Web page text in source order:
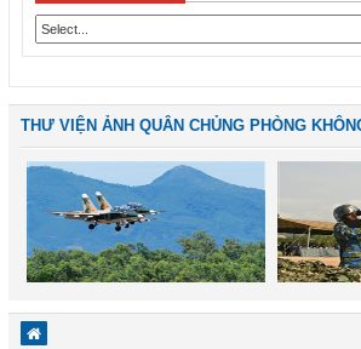
THƯ VIỆN ẢNH QUÂN CHỦNG PHÒNG